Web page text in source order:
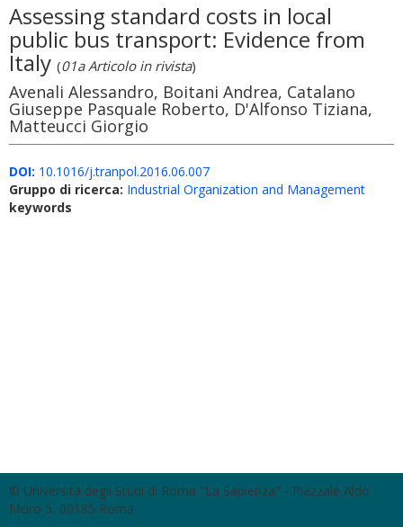
Assessing standard costs in local
public bus transport: Evidence from
Italy (01a Articolo in rivista)
Avenali Alessandro, Boitani Andrea, Catalano
Giuseppe Pasquale Roberto, D'Alfonso Tiziana,
Matteucci Giorgio
DOI: 10.1016/j.tranpol.2016.06.007
Gruppo di ricerca: Industrial Organization and Management
keywords
© Università degli Studi di Roma "La Sapienza" - Piazzale Aldo
Moro 5, 00185 Roma